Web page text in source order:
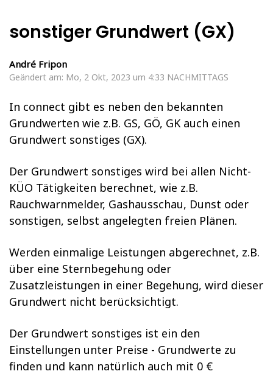
sonstiger Grundwert (GX)
André Fripon
Geändert am: Mo, 2 Okt, 2023 um 4:33 NACHMITTAGS
In connect gibt es neben den bekannten
Grundwerten wie z.B. GS, GÖ, GK auch einen
Grundwert sonstiges (GX).
Der Grundwert sonstiges wird bei allen Nicht-
KÜO Tätigkeiten berechnet, wie z.B.
Rauchwarnmelder, Gashausschau, Dunst oder
sonstigen, selbst angelegten freien Plänen.
Werden einmalige Leistungen abgerechnet, z.B.
über eine Sternbegehung oder
Zusatzleistungen in einer Begehung, wird dieser
Grundwert nicht berücksichtigt.
Der Grundwert sonstiges ist ein den
Einstellungen unter Preise - Grundwerte zu
finden und kann natürlich auch mit 0 €